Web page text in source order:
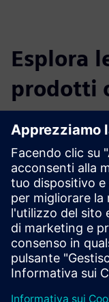
Esplora
prodotti
Ulteriori
Prerequisiti
Qualsiasi
(Base/Standart/